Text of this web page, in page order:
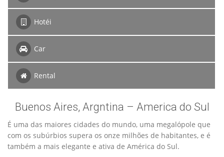
Hotéi
Car
Rental
Buenos Aires, Argntina – America do Sul
É uma das maiores cidades do mundo, uma megalópole que
com os subúrbios supera os onze milhões de habitantes, e é
também a mais elegante e ativa de América do Sul.